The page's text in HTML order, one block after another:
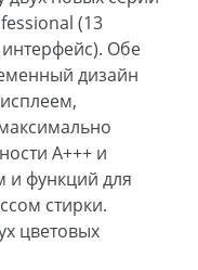
(13
Обе
дизайн
А+++ и
и функций для
стирки.
цветовых